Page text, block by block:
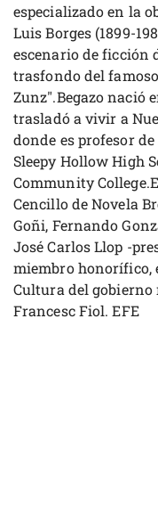
especializado en la
Luis Borges (1899-
escenario de ficción
trasfondo del
Zunz".Begazo nació
trasladó a vivir a
donde es profesor
Sleepy Hollow High
Community
Cencillo de Novela
Goñi, Fernando
José Carlos Llop -
miembro honorífico,
Cultura del gobierno
Francesc Fiol. EFE